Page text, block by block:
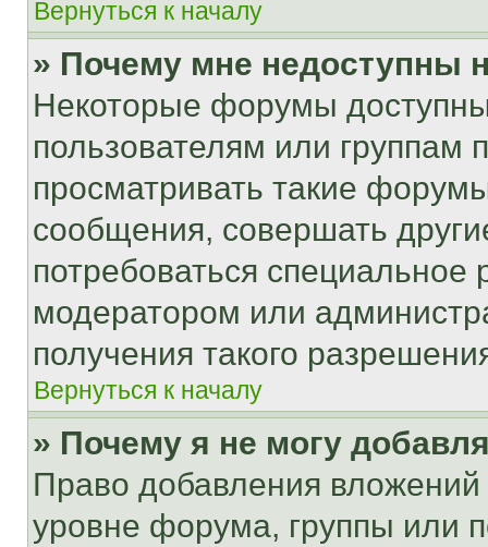
Вернуться к началу
» Почему мне недоступны
Некоторые форумы
пользователям или группам
просматривать такие
сообщения, совершать
потребоваться
модератором или
получения такого
Вернуться к началу
» Почему я не могу
Право добавления
уровне форума, группы или